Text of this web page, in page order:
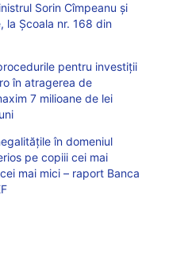
Sorin Cîmpeanu și
la Școala nr. 168 din
pentru investiții
în atragerea de
7 milioane de lei
în domeniul
pe copiii cei mai
mai mici – raport Banca